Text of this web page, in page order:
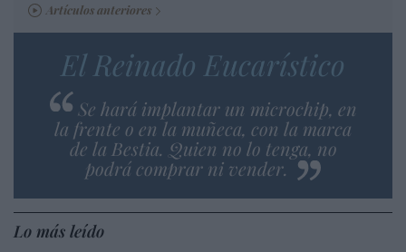
Artículos anteriores
El Reinado Eucarístico
Se hará implantar un microchip, en
la frente o en la muñeca, con la marca
de la Bestia. Quien no lo tenga, no
podrá comprar ni vender.
Lo más leído